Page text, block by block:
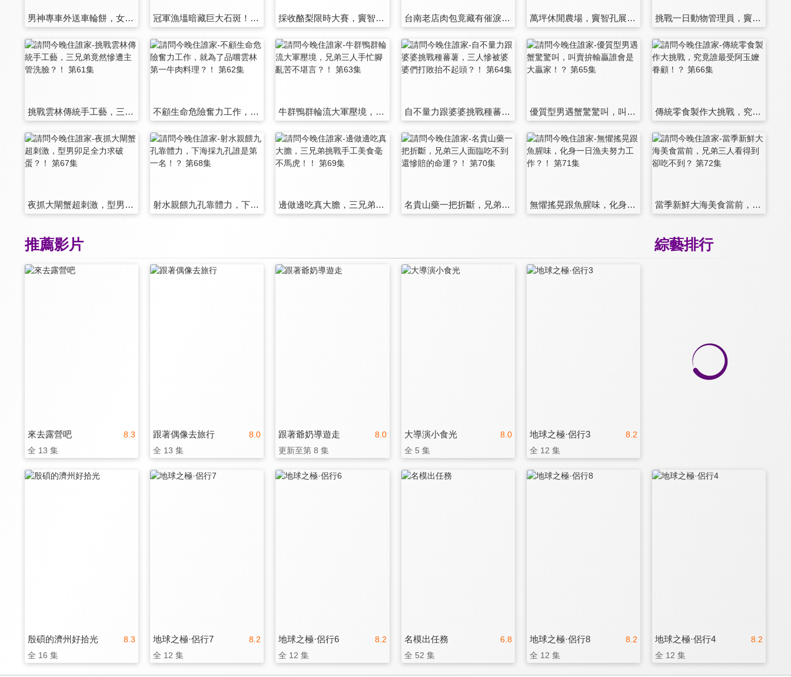
男神專車外送車輪餅，女孩們瘋狂包圍不讓離開？！ 第55集 冠軍漁塭暗藏巨大石斑！魚尾一擺竟讓竇智孔逃之夭夭？！ 第56集 採收酪梨限時大賽，竇智孔出奇招突破天際順利摘果？ 第57集 台南老店肉包竟藏有催淚彈，讓竇智孔竟流下男人淚？！ 第58集 萬坪休閒農場，竇智孔展神乎其技的球技讓全場驚呼？！ 第59集 挑戰一日動物管理員，竇智孔竟遇到天敵驚慌失色落跑了？！ 第60集
挑戰雲林傳統手工藝，三兄弟竟然慘遭主管洗臉？！ 第61集 不顧生命危險奮力工作，就為了品嚐雲林第一牛肉料理？！ 第62集 牛群鴨群輪流大軍壓境，兄弟三人手忙腳亂苦不堪言？！ 第63集 自不量力跟婆婆挑戰種蕃薯，三人慘被婆婆們打敗抬不起頭？！ 第64集 優質型男遇蟹驚驚叫，叫賣拚輸贏誰會是大贏家！？ 第65集 傳統零食製作大挑戰，究竟誰最受阿玉嬤眷顧！？ 第66集
夜抓大閘蟹超刺激，型男卯足全力求破蛋？！ 第67集 射水親餵九孔靠體力，下海採九孔誰是第一名！？ 第68集 邊做邊吃真大膽，三兄弟挑戰手工美食毫不馬虎！！ 第69集 名貴山藥一把折斷，兄弟三人面臨吃不到還慘賠的命運？！ 第70集 無懼搖晃跟魚腥味，化身一日漁夫努力工作？！ 第71集 當季新鮮大海美食當前，兄弟三人看得到卻吃不到？ 第72集
綜藝排行
推薦影片
8.3
來去露營吧
全 13 集
8.0
跟著偶像去旅行
全 13 集
8.0
跟著爺奶導遊走
更新至第 8 集
8.0
大導演小食光
全 5 集
8.2
地球之極·侶行3
全 12 集
8.3
殷碩的濟州好拾光
全 16 集
8.2
地球之極·侶行7
全 12 集
8.2
地球之極·侶行6
全 12 集
6.8
名模出任務
全 52 集
8.2
地球之極·侶行8
全 12 集
8.2
地球之極·侶行4
全 12 集